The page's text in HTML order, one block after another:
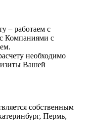
– работаем с
Компаниями с
необходимо
Вашей
собственным
Пермь,